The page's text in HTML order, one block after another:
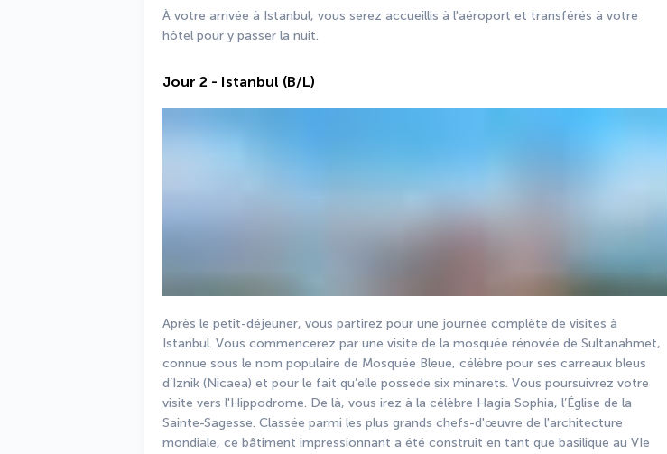
À votre arrivée à Istanbul, vous serez accueillis à l'aéroport et transférés à votre
hôtel pour y passer la nuit.
Jour 2 - Istanbul (B/L)
Après le petit-déjeuner, vous partirez pour une journée complète de visites à
Istanbul. Vous commencerez par une visite de la mosquée rénovée de Sultanahmet,
connue sous le nom populaire de Mosquée Bleue, célèbre pour ses carreaux bleus
d’Iznik (Nicaea) et pour le fait qu’elle possède six minarets. Vous poursuivrez votre
visite vers l'Hippodrome. De là, vous irez à la célèbre Hagia Sophia, l’Église de la
Sainte-Sagesse. Classée parmi les plus grands chefs-d'œuvre de l'architecture
mondiale, ce bâtiment impressionnant a été construit en tant que basilique au VIe